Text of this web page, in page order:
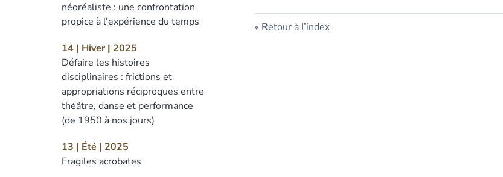
néoréaliste : une confrontation
propice à l'expérience du temps
14 | Hiver | 2025
Défaire les histoires
disciplinaires : frictions et
appropriations réciproques entre
théâtre, danse et performance
(de 1950 à nos jours)
13 | Été | 2025
Fragiles acrobates
Retour à l’index